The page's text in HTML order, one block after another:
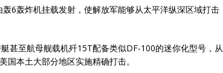
6轰炸机挂载发射，使解放军能够从太平洋纵深区域打击
甚至航母舰载机歼15T配备类似DF-100的迷你化型号，从
本土大部分地区实施精确打击。